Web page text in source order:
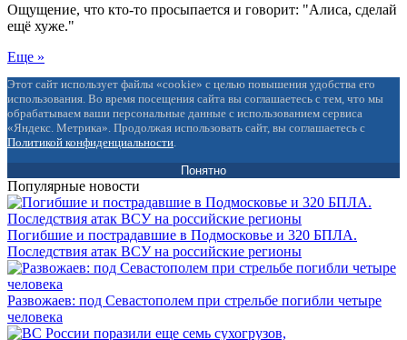
Ощущение, что кто-то просыпается и говорит: "Алиса, сделай
ещё хуже."
Еще »
Этот сайт использует файлы «cookie» с целью повышения удобства его
использования. Во время посещения сайта вы соглашаетесь с тем, что мы
обрабатываем ваши персональные данные с использованием сервиса
«Яндекс. Метрика». Продолжая использовать сайт, вы соглашаетесь с
Политикой конфиденциальности
Понятно
Популярные новости
Погибшие и пострадавшие в Подмосковье и 320 БПЛА.
Последствия атак ВСУ на российские регионы
Развожаев: под Севастополем при стрельбе погибли четыре
человека